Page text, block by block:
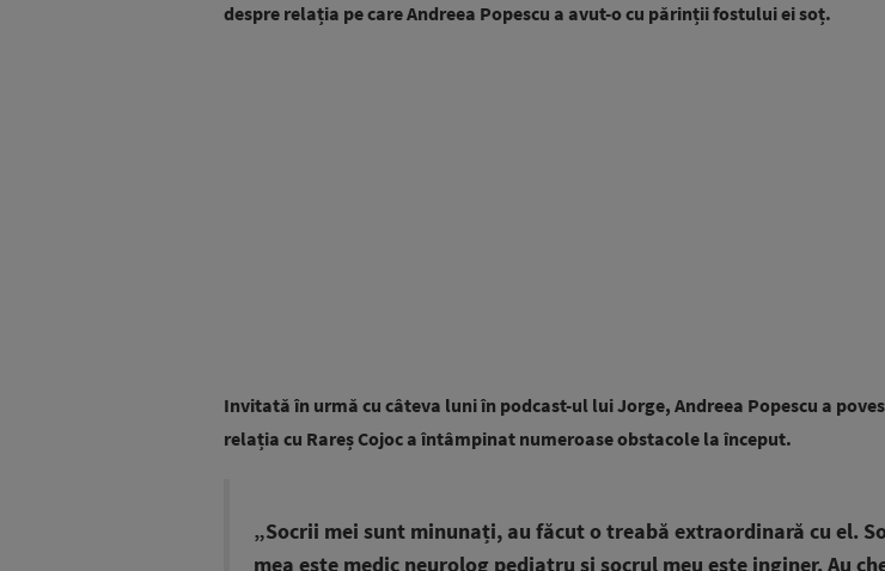
despre relația pe care Andreea Popescu a avut-o cu părinții fostului ei soț.
Invitată în urmă cu câteva luni în podcast-ul lui Jorge, Andreea Popescu a
relația cu Rareș Cojoc a întâmpinat numeroase obstacole la început.
„Socrii mei sunt minunați, au făcut o treabă extraordinară cu el.
mea este medic neurolog pediatru și socrul meu este inginer. Au